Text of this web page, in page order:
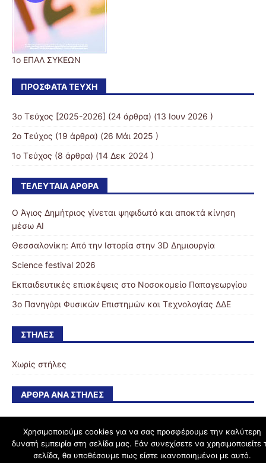
1ο ΕΠΑΛ ΣΥΚΕΩΝ
ΠΡΌΣΦΑΤΑ ΤΕΎΧΗ
3o Τεύχος [2025-2026] (24 άρθρα) (13 Ιουν 2026 )
2ο Τεύχος (19 άρθρα) (26 Μάι 2025 )
1ο Τεύχος (8 άρθρα) (14 Δεκ 2024 )
ΤΕΛΕΥΤΑΊΑ ΆΡΘΡΑ
Ο Άγιος Δημήτριος γίνεται ψηφιδωτό και αποκτά κίνηση
μέσω ΑΙ
Θεσσαλονίκη: Από την Ιστορία στην 3D Δημιουργία
Science festival 2026
Εκπαιδευτικές επισκέψεις στο Νοσοκομείο Παπαγεωργίου
3ο Πανηγύρι Φυσικών Επιστημών και Τεχνολογίας ΔΔΕ
ΣΤΉΛΕΣ
Χωρίς στήλες
ΆΡΘΡΑ ΑΝΆ ΣΤΉΛΕΣ
schoolpress.sch.gr
Χρησιμοποιούμε cookies για να σας προσφέρουμε την καλύτερη
δυνατή εμπειρία στη σελίδα μας. Εάν συνεχίσετε να χρησιμοποιείτε
σελίδα, θα υποθέσουμε πως είστε ικανοποιημένοι με αυτό.